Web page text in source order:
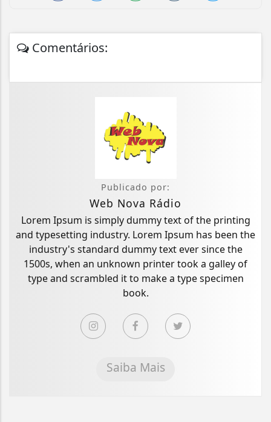
Comentários:
Publicado por:
Web Nova Rádio
Lorem Ipsum is simply dummy text of the printing
and typesetting industry. Lorem Ipsum has been the
industry's standard dummy text ever since the
1500s, when an unknown printer took a galley of
type and scrambled it to make a type specimen
book.
Saiba Mais